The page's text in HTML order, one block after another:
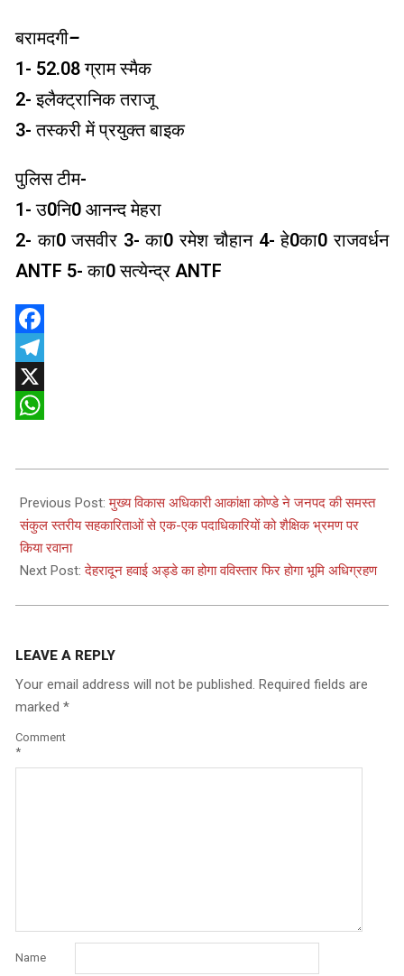
बरामदगी–
1- 52.08 ग्राम स्मैक
2- इलैक्ट्रानिक तराजू
3- तस्करी में प्रयुक्त बाइक
पुलिस टीम-
1- उ0नि0 आनन्द मेहरा
2- का0 जसवीर 3- का0 रमेश चौहान 4- हे0का0 राजवर्धन
ANTF 5- का0 सत्येन्द्र ANTF
Facebook
Telegram
X
11-
30
Previous Post:मुख्य विकास अधिकारी आकांक्षा कोण्डे ने जनपद की समस्त
संकुल स्तरीय सहकारिताओं से एक-एक पदाधिकारियों को शैक्षिक भ्रमण पर
किया रवाना
Next Post:देहरादून हवाई अड्डे का होगा वविस्तार फिर होगा भूमि अधिग्रहण
LEAVE A REPLY
Your email address will not be published. Required fields are
marked *
Comment
*
Name